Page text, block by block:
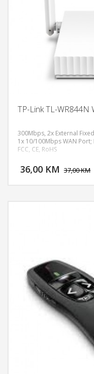
TP-Link TL-
300Mbps, 2x External
1x 10/100Mbps WAN Port;
FCC, CE, RoHS
36,00 KM 37,00 KM